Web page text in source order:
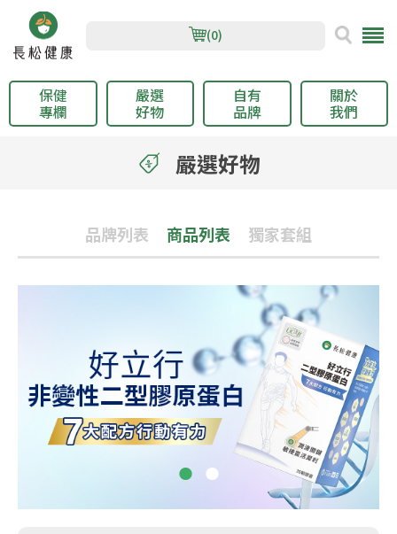
(0)
保健
專欄
嚴選
好物
自有
品牌
關於
我們
嚴選好物
品牌列表 商品列表 獨家套組